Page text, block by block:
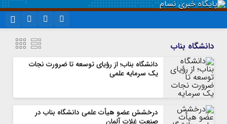
سروش
آپارات
رمز عبور
مرا به خاطر بسپار
دانشگاه بناب
دانشگاه بناب؛ از رؤیای توسعه تا ضرورت نجات
یک سرمایه علمی
درخشش عضو هیأت علمی دانشگاه بناب در
صنعت غلات آلمان